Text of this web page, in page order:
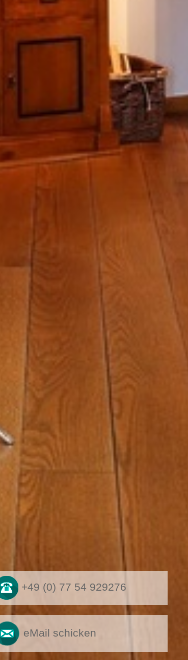
+49 (0) 77 54 929276
eMail schicken